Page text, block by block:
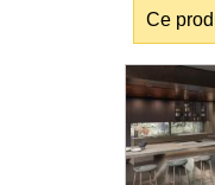
Ce